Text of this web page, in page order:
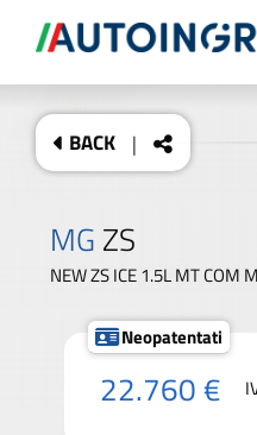
BACK |
MG ZS
NEW ZS ICE 1.5L MT COM
Neopatentati
22.760 €